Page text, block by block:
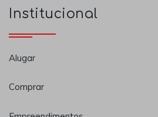
Institucional
Alugar
Comprar